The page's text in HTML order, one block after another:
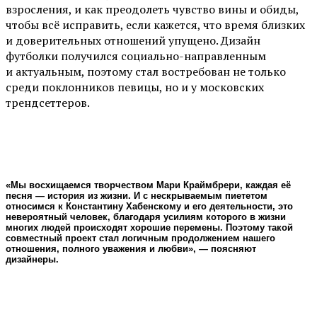
взросления, и как преодолеть чувство вины и обиды,
чтобы всё исправить, если кажется, что время близких
и доверительных отношений упущено. Дизайн
футболки получился социально-направленным
и актуальным, поэтому стал востребован не только
среди поклонников певицы, но и у московских
трендсеттеров.
«Мы восхищаемся творчеством Мари Краймбрери, каждая её
песня — история из жизни. И с нескрываемым пиететом
относимся к Константину Хабенскому и его деятельности, это
невероятный человек, благодаря усилиям которого в жизни
многих людей происходят хорошие перемены. Поэтому такой
совместный проект стал логичным продолжением нашего
отношения, полного уважения и любви», — поясняют
дизайнеры.